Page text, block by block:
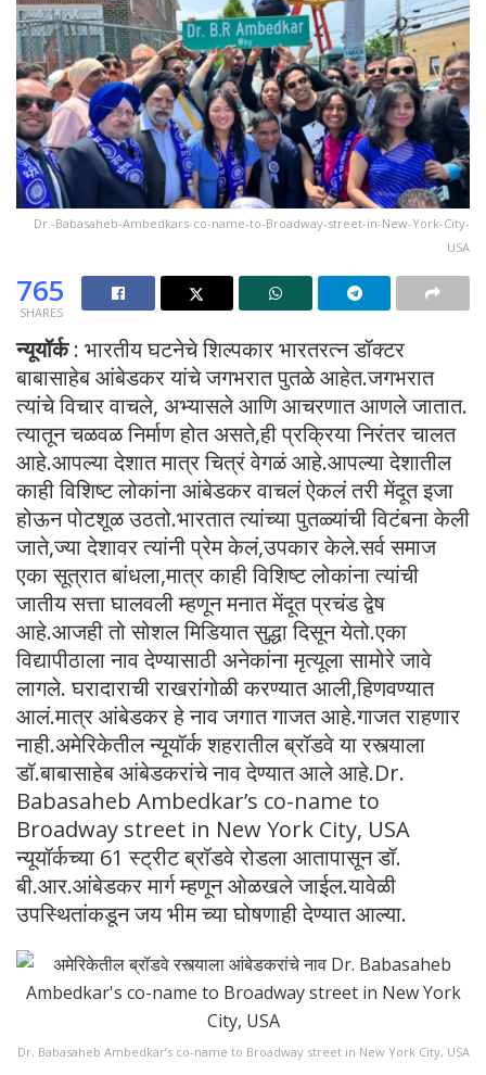
Dr.-Babasaheb-Ambedkars-co-name-to-Broadway-street-in-New-York-City-
USA
765
SHARES
न्यूयॉर्क: भारतीय घटनेचे शिल्पकार भारतरत्न डॉक्टर
बाबासाहेब आंबेडकर यांचे जगभरात पुतळे आहेत.जगभरात
त्यांचे विचार वाचले, अभ्यासले आणि आचरणात आणले जातात.
त्यातून चळवळ निर्माण होत असते,ही प्रक्रिया निरंतर चालत
आहे.आपल्या देशात मात्र चित्रं वेगळं आहे.आपल्या देशातील
काही विशिष्ट लोकांना आंबेडकर वाचलं ऐकलं तरी मेंदूत इजा
होऊन पोटशूळ उठतो.भारतात त्यांच्या पुतळ्यांची विटंबना केली
जाते,ज्या देशावर त्यांनी प्रेम केलं,उपकार केले.सर्व समाज
एका सूत्रात बांधला,मात्र काही विशिष्ट लोकांना त्यांची
जातीय सत्ता घालवली म्हणून मनात मेंदूत प्रचंड द्वेष
आहे.आजही तो सोशल मिडियात सुद्धा दिसून येतो.एका
विद्यापीठाला नाव देण्यासाठी अनेकांना मृत्यूला सामोरे जावे
लागले. घरादाराची राखरांगोळी करण्यात आली,हिणवण्यात
आलं.मात्र आंबेडकर हे नाव जगात गाजत आहे.गाजत राहणार
नाही.अमेरिकेतील न्यूयॉर्क शहरातील ब्रॉडवे या रस्त्याला
डॉ.बाबासाहेब आंबेडकरांचे नाव देण्यात आले आहे.Dr.
Babasaheb Ambedkar’s co-name to
Broadway street in New York City, USA
न्यूयॉर्कच्या 61 स्ट्रीट ब्रॉडवे रोडला आतापासून डॉ.
बी.आर.आंबेडकर मार्ग म्हणून ओळखले जाईल.यावेळी
उपस्थितांकडून जय भीम च्या घोषणाही देण्यात आल्या.
Dr. Babasaheb Ambedkar’s co-name to Broadway street in New York City, USA